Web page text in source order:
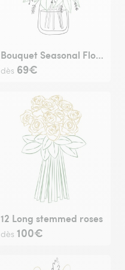
Bouquet Seasonal Flowers
dès 69€
12 Long stemmed roses
dès 100€